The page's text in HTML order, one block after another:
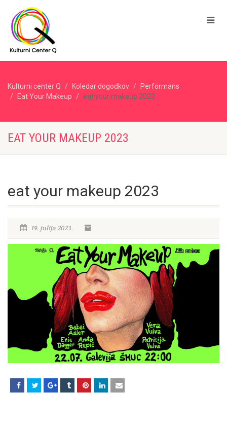
Kulturni center Q Koledar dogodkov
Performans
Eat Your Makeup
eat your makeup 2023
EAT YOUR MAKEUP 2023
eat your makeup 2023
19. julija 2023